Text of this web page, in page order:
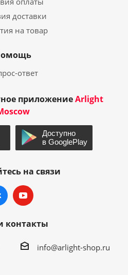
доставки
на товар
ответ
приложениеArlight
на связи
контакты
info@arlight-shop.ru